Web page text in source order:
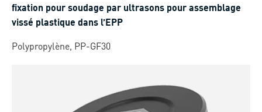
fixation pour soudage par ultrasons pour assemblage
vissé plastique dans l’EPP
Polypropylène, PP-GF30